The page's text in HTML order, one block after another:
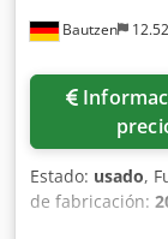
Bautzen
Información de
Estado: usado,
de fabricación: